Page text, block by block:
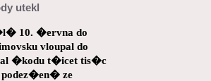
utekl
10. �ervna do
vloupal do
�kodu t�icet tis�c
ze